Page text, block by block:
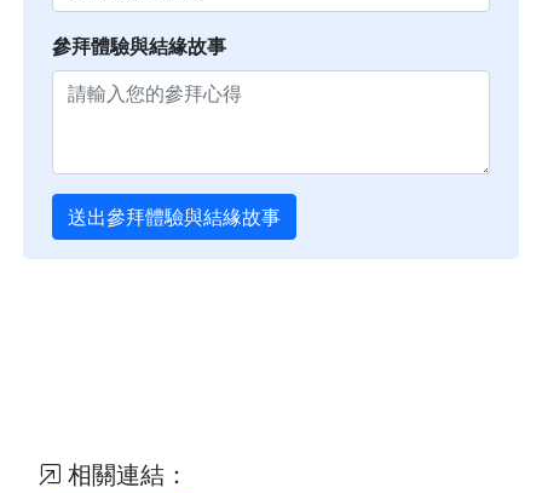
參拜體驗與結緣故事
送出參拜體驗與結緣故事
相關連結：